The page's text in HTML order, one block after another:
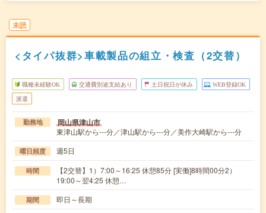
未読
<タイパ抜群>車載製品の組立・検査（2交替）
職種未経験OK 交通費別途支給あり 土日祝日が休み WEB登録OK
派遣
勤務地 岡山県津山市
東津山駅から---分／津山駅から---分／美作大崎駅から---分
曜日頻度 週5日
時間
【2交替】1）7:00～16:25 休憩85分 [実働]8時間00分2）
19:00～翌4:25 休憩…
期間 即日～長期